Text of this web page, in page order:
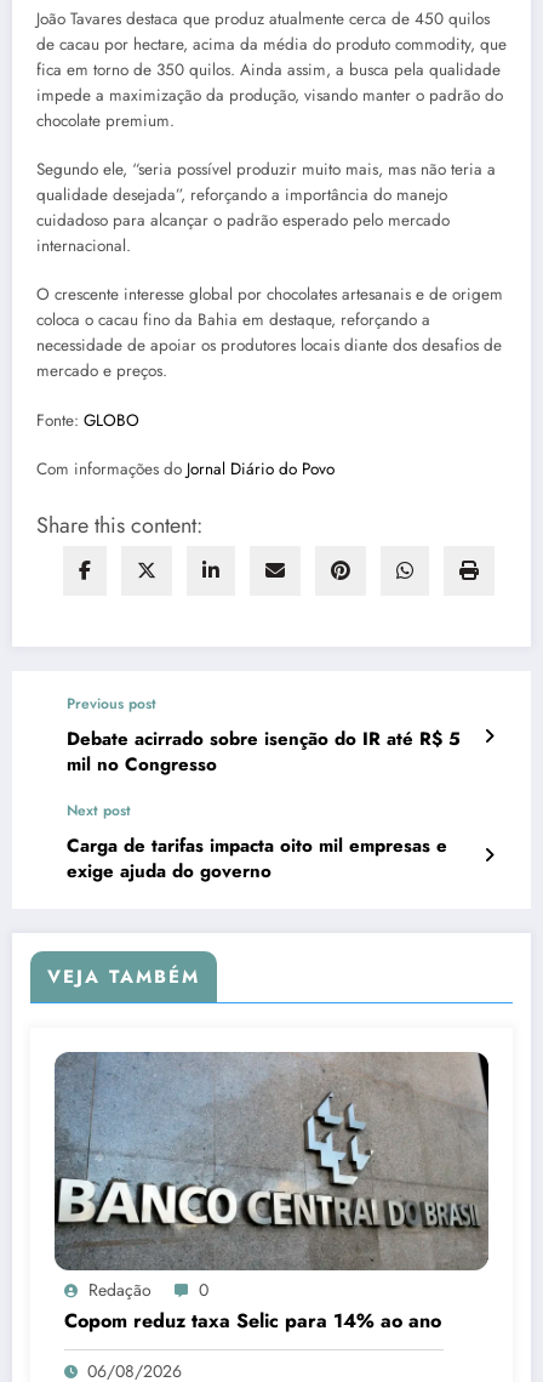
João Tavares destaca que produz atualmente cerca de 450 quilos
de cacau por hectare, acima da média do produto commodity, que
fica em torno de 350 quilos. Ainda assim, a busca pela qualidade
impede a maximização da produção, visando manter o padrão do
chocolate premium.
Segundo ele, “seria possível produzir muito mais, mas não teria a
qualidade desejada”, reforçando a importância do manejo
cuidadoso para alcançar o padrão esperado pelo mercado
internacional.
O crescente interesse global por chocolates artesanais e de origem
coloca o cacau fino da Bahia em destaque, reforçando a
necessidade de apoiar os produtores locais diante dos desafios de
mercado e preços.
Fonte: GLOBO
Com informações do Jornal Diário do Povo
Share this content:
Previous post
Debate acirrado sobre isenção do IR até R$ 5
mil no Congresso
Next post
Carga de tarifas impacta oito mil empresas e
exige ajuda do governo
VEJA TAMBÉM
Redação 0
Copom reduz taxa Selic para 14% ao ano
06/08/2026